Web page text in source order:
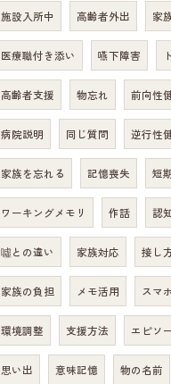
施設入所中 高齢者外出 家
医療職付き添い 嚥下障害
高齢者支援 物忘れ 前向性
病院説明 同じ質問 逆行性
家族を忘れる 記憶喪失 短
ワーキングメモリ 作話 認
噓との違い 家族対応 接し
家族の負担 メモ活用 スマ
環境調整 支援方法 エピソ
思い出 意味記憶 物の名前